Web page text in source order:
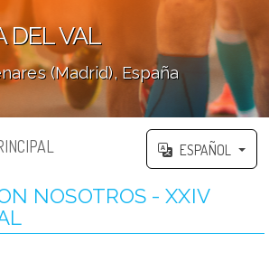
DEL VAL
(Madrid), España
ESPAÑOL
NOSOTROS - XXIV